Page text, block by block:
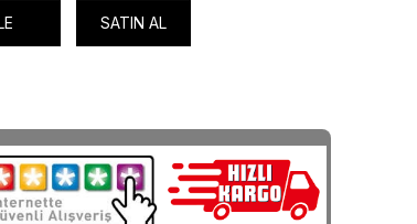
SATIN AL